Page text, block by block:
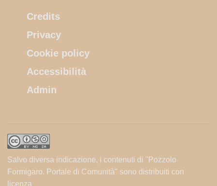
Credits
Privacy
Cookie policy
Accessibilità
Admin
Salvo diversa indicazione, i contenuti di "Pozzolo
Formigaro. Portale di Comunità" sono distribuiti con
licenza